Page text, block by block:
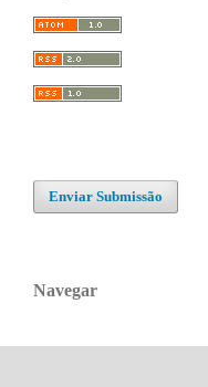
Enviar Submissão
Navegar